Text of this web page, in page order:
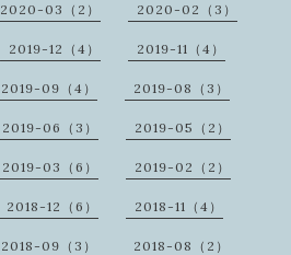
2020-03（2） 2020-02（3）
2019-12（4） 2019-11（4）
2019-09（4） 2019-08（3）
2019-06（3） 2019-05（2）
2019-03（6） 2019-02（2）
2018-12（6） 2018-11（4）
2018-09（3） 2018-08（2）